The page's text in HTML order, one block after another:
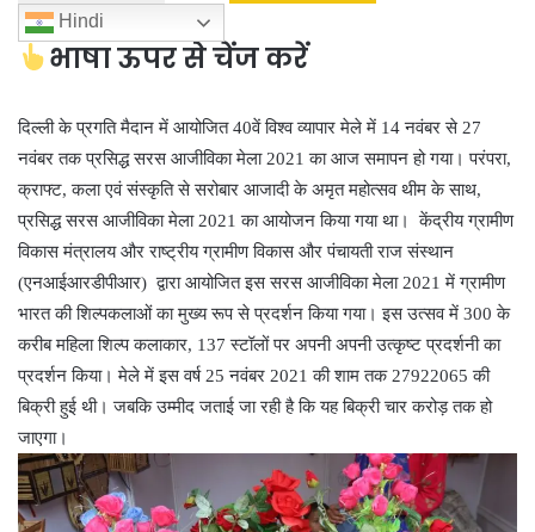
Hindi
भाषा ऊपर से चेंज करें
दिल्ली के प्रगति मैदान में आयोजित 40वें विश्व व्यापार मेले में 14 नवंबर से 27
नवंबर तक प्रसिद्ध सरस आजीविका मेला 2021 का आज समापन हो गया। परंपरा,
क्राफ्ट, कला एवं संस्कृति से सरोबार आजादी के अमृत महोत्सव थीम के साथ,
प्रसिद्ध सरस आजीविका मेला 2021 का आयोजन किया गया था। केंद्रीय ग्रामीण
विकास मंत्रालय और राष्ट्रीय ग्रामीण विकास और पंचायती राज संस्थान
(एनआईआरडीपीआर) द्वारा आयोजित इस सरस आजीविका मेला 2021 में ग्रामीण
भारत की शिल्पकलाओं का मुख्य रूप से प्रदर्शन किया गया। इस उत्सव में 300 के
करीब महिला शिल्प कलाकार, 137 स्टॉलों पर अपनी अपनी उत्कृष्ट प्रदर्शनी का
प्रदर्शन किया। मेले में इस वर्ष 25 नवंबर 2021 की शाम तक 27922065 की
बिक्री हुई थी। जबकि उम्मीद जताई जा रही है कि यह बिक्री चार करोड़ तक हो
जाएगा।